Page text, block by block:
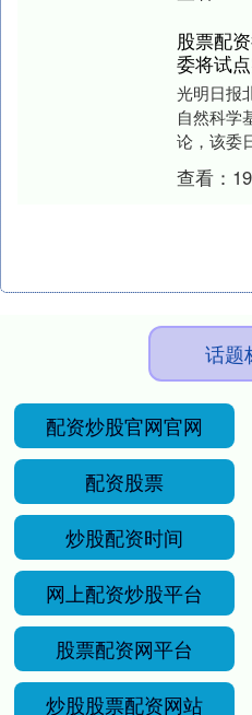
股票配
委将试
光明日报
自然科学
论，该委
实施方
为突破....
查看：
话题
配资炒股官网官网
配资股票
炒股配资时间
网上配资炒股平台
股票配资网平台
炒股股票配资网站